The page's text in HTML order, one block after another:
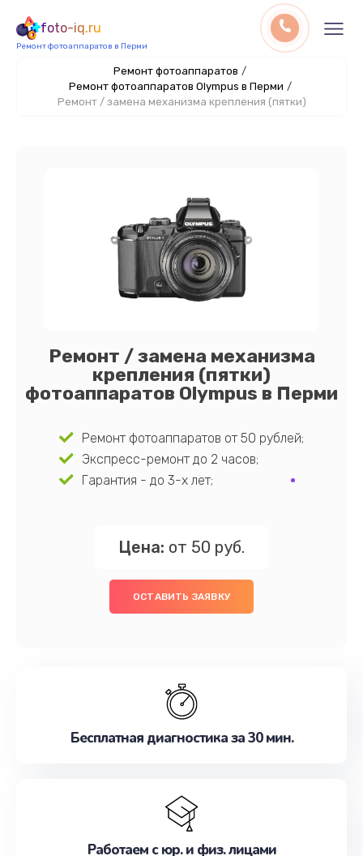
foto-iq.ru
Ремонт фотоаппаратов в Перми
Ремонт фотоаппаратов /
Ремонт фотоаппаратов Olympus в Перми /
Ремонт / замена механизма крепления (пятки)
Ремонт / замена механизма
крепления (пятки)
фотоаппаратов Olympus в Перми
Ремонт фотоаппаратов от 50 рублей;
Экспресс-ремонт до 2 часов;
Гарантия - до 3-х лет;
Цена: от 50 руб.
ОСТАВИТЬ ЗАЯВКУ
Бесплатная диагностика за 30 мин.
Работаем с юр. и физ. лицами